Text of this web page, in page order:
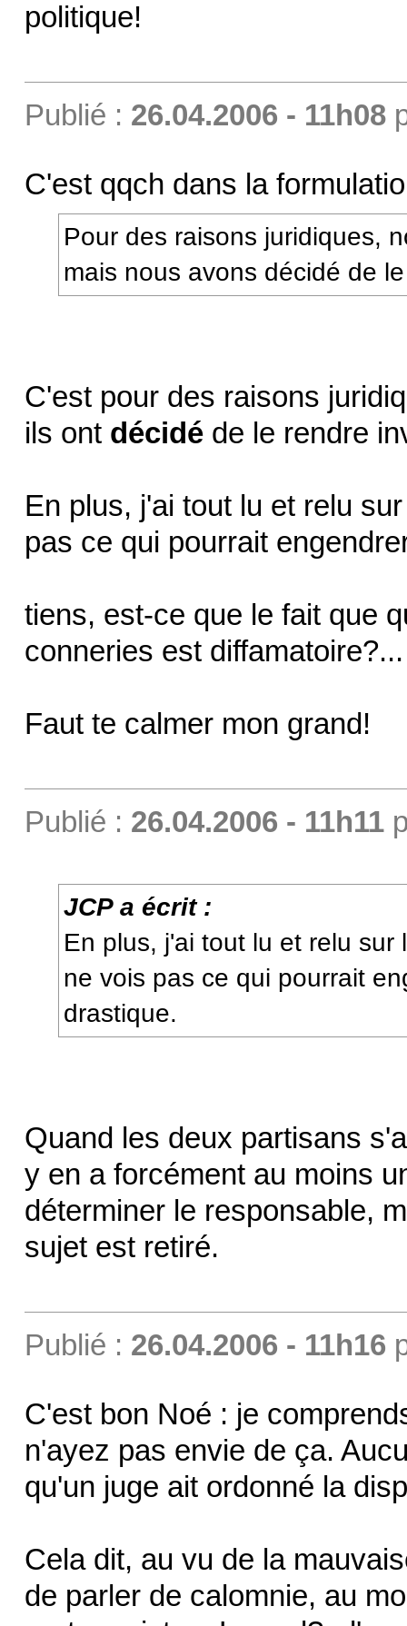
politique!
Publié : 26.04.2006 - 11h08
C'est qqch dans la
Pour des raisons juridiques,
mais nous avons décidé de
C'est pour des raisons
ils ont décidé de le rendre
En plus, j'ai tout lu et relu
pas ce qui pourrait
tiens, est-ce que le fait que
conneries est
Faut te calmer mon grand!
Publié : 26.04.2006 - 11h11
JCP a écrit :
En plus, j'ai tout lu et relu
ne vois pas ce qui pourrait
drastique.
Quand les deux partisans
y en a forcément au moins
déterminer le responsable,
sujet est retiré.
Publié : 26.04.2006 - 11h16
C'est bon Noé : je
n'ayez pas envie de ça.
qu'un juge ait ordonné la
Cela dit, au vu de la
de parler de calomnie, au